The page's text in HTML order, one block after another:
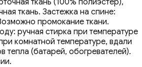
ткань. Застежка на спине:
промокание ткани.
ручная стирка при температуре
комнатной температуре, вдали
тепла (батарей, обогревателей).